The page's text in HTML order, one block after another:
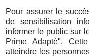
Pour assurer le
de sensibilisation
informer le public sur
Prime Adapté".
atteindre les